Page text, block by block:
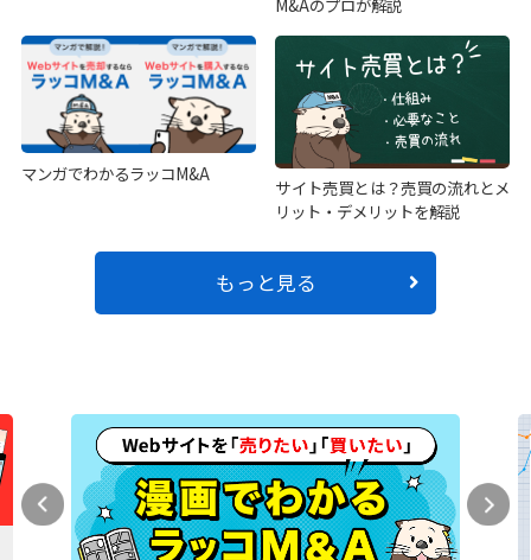
マンガでわかるラッコM&A
サイト売買とは？売買の流れとメ
リット・デメリットを解説
もっと見る